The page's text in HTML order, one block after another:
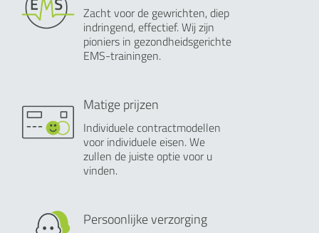
Zacht voor de gewrichten, diep
indringend, effectief. Wij zijn
pioniers in gezondheidsgerichte
EMS-trainingen.
Matige prijzen
Individuele contractmodellen
voor individuele eisen. We
zullen de juiste optie voor u
vinden.
Persoonlijke verzorging